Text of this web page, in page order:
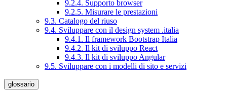
9.2.4. Supporto browser
9.2.5. Misurare le prestazioni
9.3. Catalogo del riuso
9.4. Sviluppare con il design system .italia
9.4.1. Il framework Bootstrap Italia
9.4.2. Il kit di sviluppo React
9.4.3. Il kit di sviluppo Angular
9.5. Sviluppare con i modelli di sito e servizi
glossario